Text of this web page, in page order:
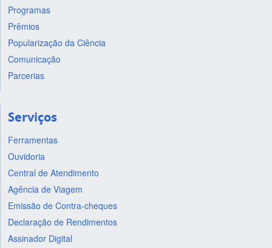
Programas
Prêmios
Popularização da Ciência
Comunicação
Parcerias
Serviços
Ferramentas
Ouvidoria
Central de Atendimento
Agência de Viagem
Emissão de Contra-cheques
Declaração de Rendimentos
Assinador Digital